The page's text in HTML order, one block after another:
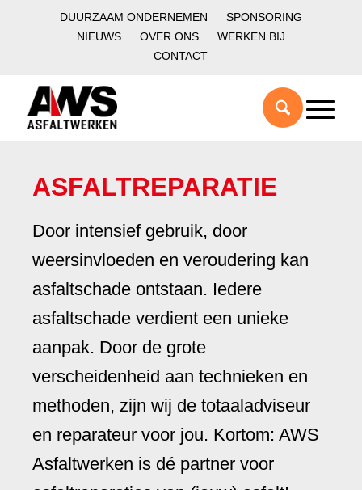
DUURZAAM ONDERNEMEN
SPONSORING
NIEUWS
OVER ONS
WERKEN BIJ
CONTACT
ASFALTREPARATIE
Door intensief gebruik, door
weersinvloeden en veroudering kan
asfaltschade ontstaan. Iedere
asfaltschade verdient een unieke
aanpak. Door de grote
verscheidenheid aan technieken en
methoden, zijn wij de totaaladviseur
en reparateur voor jou. Kortom: AWS
Asfaltwerken is dé partner voor